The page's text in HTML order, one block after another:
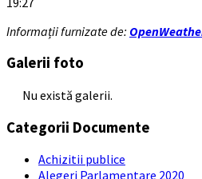
Informații furnizate de:
Galerii foto
Nu există galerii.
Categorii Documente
Achizitii publice
Alegeri Parlamentare 2020